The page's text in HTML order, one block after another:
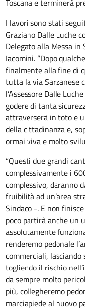
Toscana e terminerà
I lavori sono stati
Graziano Dalle Luche
Delegato alla Messa in
Iacomini. “Dopo
finalmente alla fine di
tutta la via Sarzanese
l’Assessore Dalle
godere di tanta
attraverserà in toto e
della cittadinanza e,
ormai viva e molto
“Questi due grandi
complessivamente i
complessivo, daranno
fruibilità ad un’area
Sindaco -. E non
poco partirà anche un
assolutamente
renderemo pedonale
commerciali, lasciando
togliendo il rischio
da sempre molto
più, collegheremo
marciapiede al nuovo